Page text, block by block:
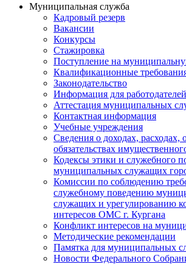
Муниципальная служба
Кадровый резерв
Вакансии
Конкурсы
Стажировка
Поступление на
Квалификационные
Законодательство
Информация для работодателей
Аттестация муниципальных
Контактная информация
Учебные учреждения
Сведения о доходах, расходах,
обязательствах
Кодексы этики и служебного
муниципальных служащих
Комиссии по соблюдению
служебному поведению
служащих и урегулированию
интересов ОМС г. Кургана
Конфликт интересов на
Методические рекомендации
Памятка для муниципальных
Новости Федерального